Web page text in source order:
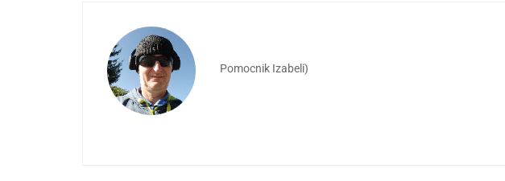
Pomocnik Izabeli)